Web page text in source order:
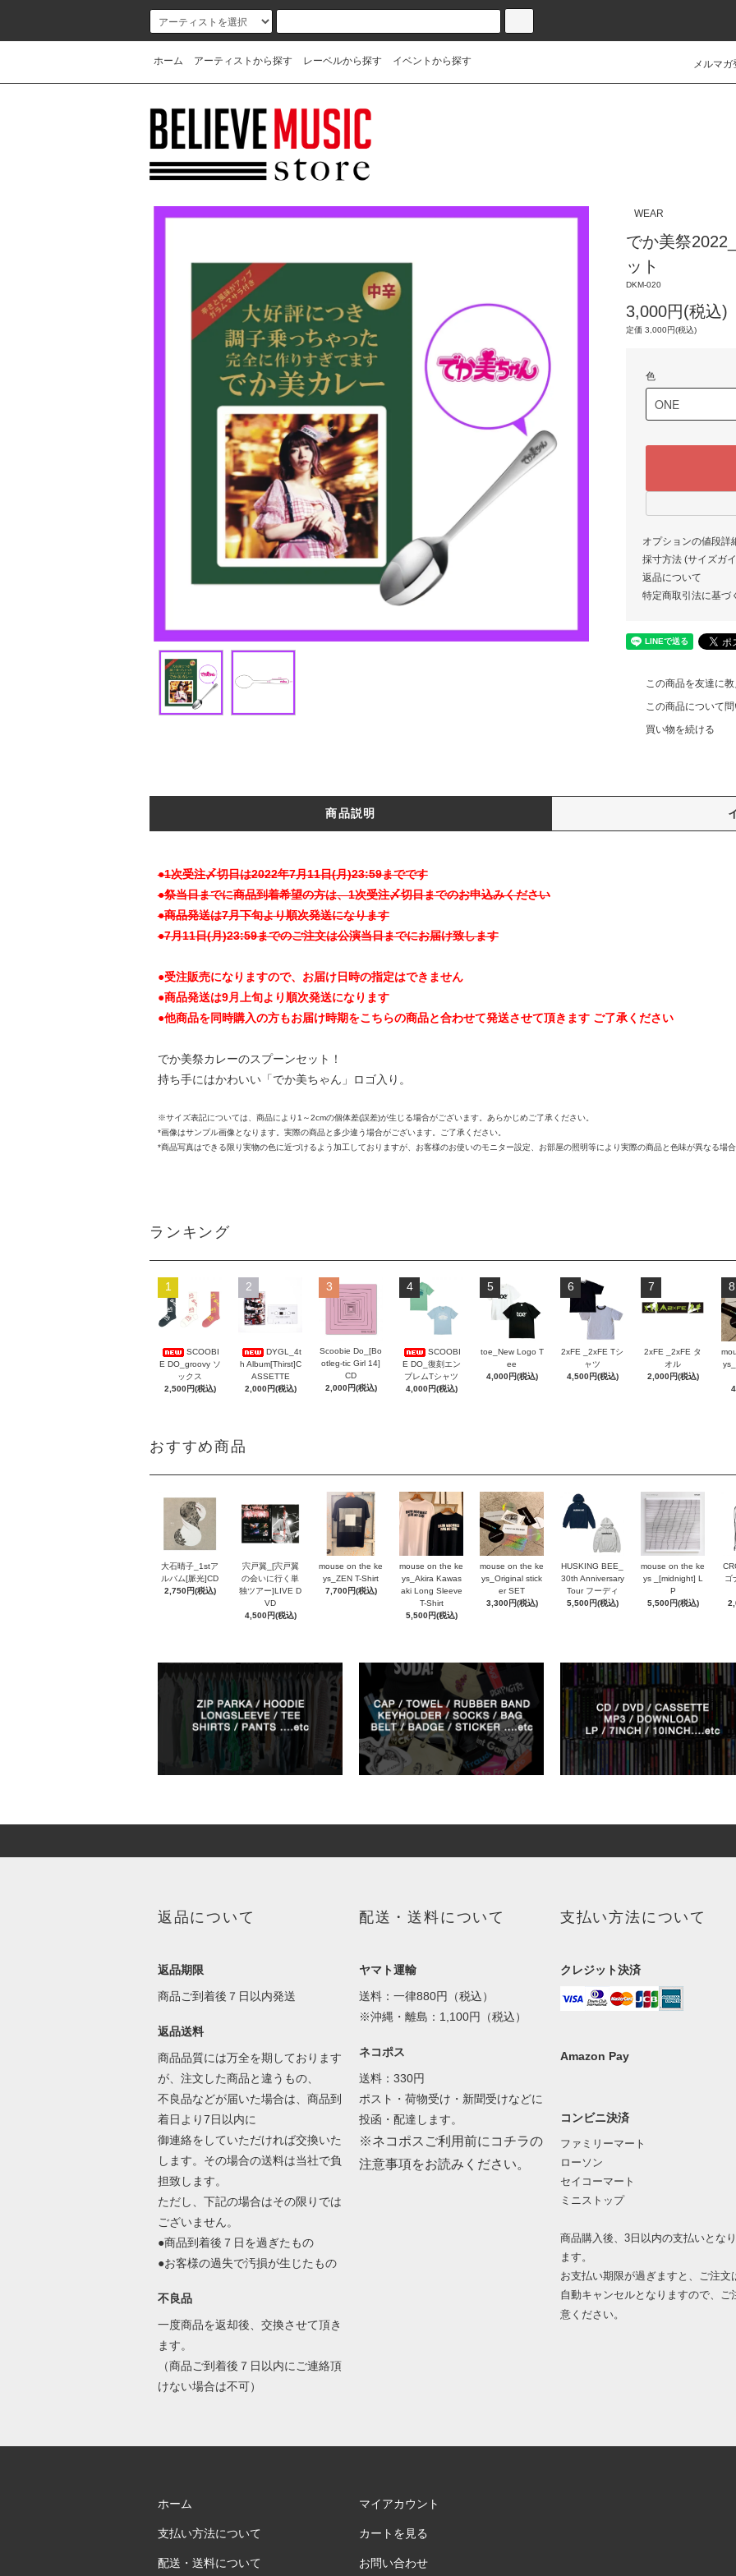
ホーム アーティストから探す レーベルから探す イベントから探す メルマ
WEAR
でか美祭
ット
DKM-020
3,000円(税込)
定価 3,000円(税込)
色
オプションの値段詳
採寸方法 (サイズガ
返品について
特定商取引法に基づ
この商品を友達に
この商品について
買い物を続ける
商品説明
●1次受注〆切日は2022年7月11日(月)23:59までです
●祭当日までに商品到着希望の方は、1次受注〆切日までのお申込みください
●商品発送は7月下旬より順次発送になります
●7月11日(月)23:59までのご注文は公演当日までにお届け致します
●受注販売になりますので、お届け日時の指定はできません
●商品発送は9月上旬より順次発送になります
●他商品を同時購入の方もお届け時期をこちらの商品と合わせて発送させて頂きます ご了承ください
でか美祭カレーのスプーンセット！
持ち手にはかわいい「でか美ちゃん」ロゴ入り。
※サイズ表記については、商品により1～2cmの個体差(誤差)が生じる場合がございます。あらかじめご了承ください。
*画像はサンプル画像となります。実際の商品と多少違う場合がございます。ご了承ください。
*商品写真はできる限り実物の色に近づけるよう加工しておりますが、お客様のお使いのモニター設定、お部屋の照明等により実際の商品と色味が異なる場
ランキング
1
SCOOBI
E DO_groovy ソ
ックス
2,500円(税込)
2
DYGL_4t
h Album[Thirst]C
ASSETTE
2,000円(税込)
3
Scoobie Do_[Bo
otleg-tic Girl 14]
CD
2,000円(税込)
4
SCOOBI
E DO_復刻エン
ブレムTシャツ
4,000円(税込)
5
toe_New Logo T
ee
4,000円(税込)
6
2xFE _2xFE Tシ
ャツ
4,500円(税込)
7
2xFE _2xFE タ
オル
2,000円(税込)
8
おすすめ商品
大石晴子_1stア
ルバム[脈光]CD
2,750円(税込)
宍戸翼_[宍戸翼
の会いに行く単
独ツアー]LIVE D
VD
4,500円(税込)
mouse on the ke
ys_ZEN T-Shirt
7,700円(税込)
mouse on the ke
ys_Akira Kawas
aki Long Sleeve
T-Shirt
5,500円(税込)
mouse on the ke
ys_Original stick
er SET
3,300円(税込)
HUSKING BEE_
30th Anniversary
Tour フーディ
5,500円(税込)
mouse on the ke
ys _[midnight] L
P
5,500円(税込)
ゴ
返品について
返品期限
商品ご到着後７日以内発送
返品送料
商品品質には万全を期しております
が、注文した商品と違うもの、
不良品などが届いた場合は、商品到
着日より7日以内に
御連絡をしていただければ交換いた
します。その場合の送料は当社で負
担致します。
ただし、下記の場合はその限りでは
ございません。
●商品到着後７日を過ぎたもの
●お客様の過失で汚損が生じたもの
不良品
一度商品を返却後、交換させて頂き
ます。
（商品ご到着後７日以内にご連絡頂
けない場合は不可）
配送・送料について
ヤマト運輸
送料：一律880円（税込）
※沖縄・離島：1,100円（税込）
ネコポス
送料：330円
ポスト・荷物受け・新聞受けなどに
投函・配達します。
※ネコポスご利用前にコチラの
注意事項をお読みください。
支払い方法について
クレジット決済
Amazon Pay
コンビニ決済
ファミリーマート
ローソン
セイコーマート
ミニストップ
商品購入後、3日以内の支払いとなり
ます。
お支払い期限が過ぎますと、ご注文
自動キャンセルとなりますので、ご
意ください。
ホーム
支払い方法について
配送・送料について
マイアカウント
カートを見る
お問い合わせ